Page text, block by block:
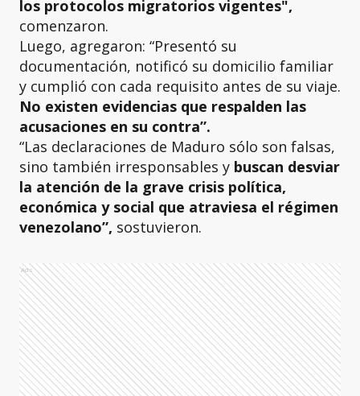
los protocolos migratorios vigentes",
comenzaron.
Luego, agregaron: “Presentó su
documentación, notificó su domicilio familiar
y cumplió con cada requisito antes de su viaje.
No existen evidencias que respalden las
acusaciones en su contra”.
“Las declaraciones de Maduro sólo son falsas,
sino también irresponsables y buscan desviar
la atención de la grave crisis política,
económica y social que atraviesa el régimen
venezolano”, sostuvieron.
Ads